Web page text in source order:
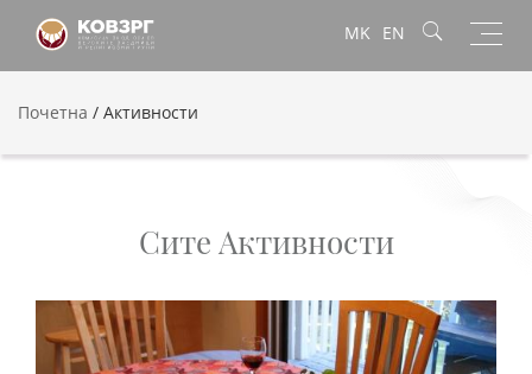
MK EN
Почетна / Активности
Сите Активности